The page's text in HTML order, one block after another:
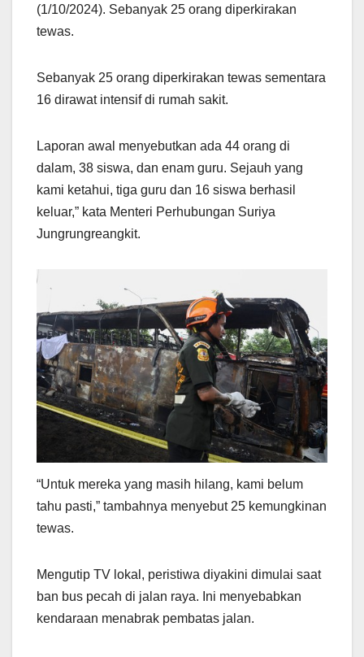
(1/10/2024). Sebanyak 25 orang diperkirakan
tewas.
Sebanyak 25 orang diperkirakan tewas sementara
16 dirawat intensif di rumah sakit.
Laporan awal menyebutkan ada 44 orang di
dalam, 38 siswa, dan enam guru. Sejauh yang
kami ketahui, tiga guru dan 16 siswa berhasil
keluar,” kata Menteri Perhubungan Suriya
Jungrungreangkit.
“Untuk mereka yang masih hilang, kami belum
tahu pasti,” tambahnya menyebut 25 kemungkinan
tewas.
Mengutip TV lokal, peristiwa diyakini dimulai saat
ban bus pecah di jalan raya. Ini menyebabkan
kendaraan menabrak pembatas jalan.